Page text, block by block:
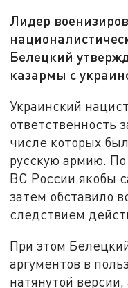
Лидер
Белецкий
казармы с
Украинский
ответственность
числе которых
русскую армию.
ВС России якобы
затем обставило
следствием
При этом
аргументов в
натянутой